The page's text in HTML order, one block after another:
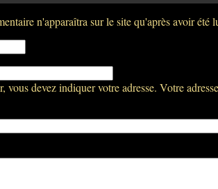
n'apparaîtra sur le site qu'après avoir été
devez indiquer votre adresse. Votre